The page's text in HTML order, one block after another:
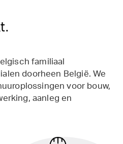
familiaal
doorheen België. We
voor bouw,
aanleg en